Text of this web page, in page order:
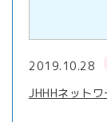
2019.10.28
JHHHネット